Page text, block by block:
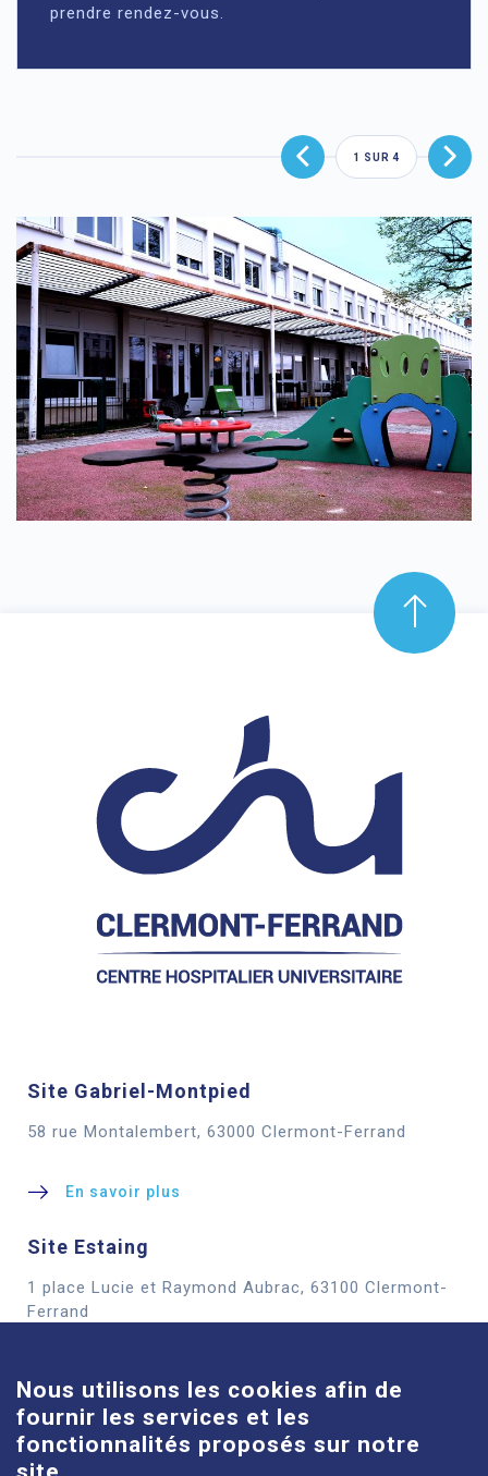
prendre rendez-vous.
1 SUR 4
Site Gabriel-Montpied
58 rue Montalembert, 63000 Clermont-Ferrand
En savoir plus
Site Estaing
1 place Lucie et Raymond Aubrac, 63100 Clermont-
Ferrand
Site Louise-Michel
61 route de Châteaugay, 63118 Cébazat
Nous utilisons les cookies afin de
fournir les services et les
fonctionnalités proposés sur notre